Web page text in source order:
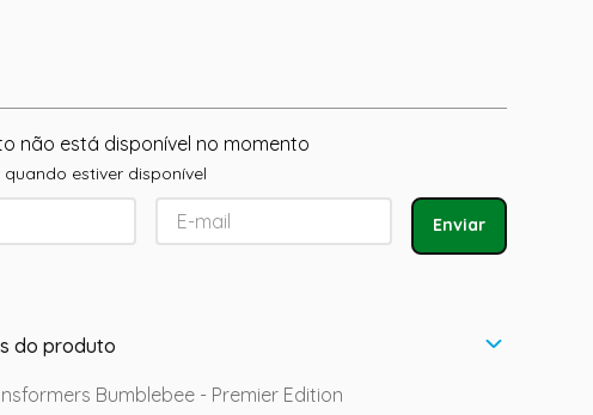
não está disponível no momento
estiver disponível
Enviar
do produto
Bumblebee - Premier Edition